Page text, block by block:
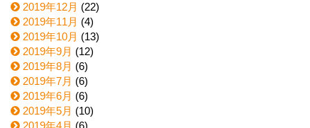
2019年12月 (22)
2019年11月 (4)
2019年10月 (13)
2019年9月 (12)
2019年8月 (6)
2019年7月 (6)
2019年6月 (6)
2019年5月 (10)
2019年4月 (6)